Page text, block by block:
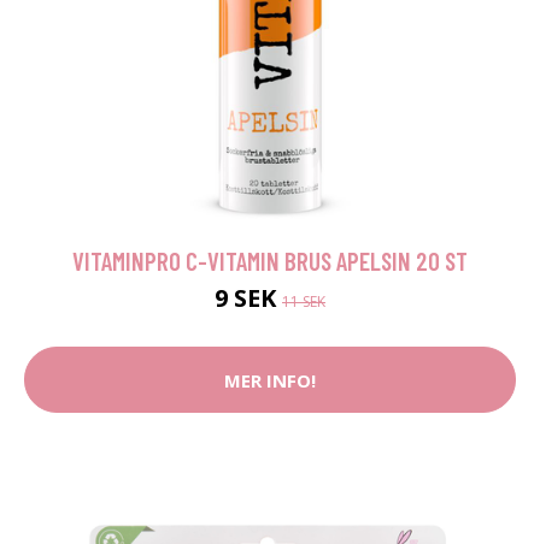
VITAMINPRO C-VITAMIN BRUS APELSIN 20 ST
9 SEK 11 SEK
MER INFO!